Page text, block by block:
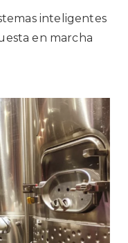
inteligentes
en marcha